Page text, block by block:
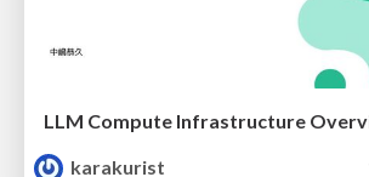
LLM Compute Infrastructure
karakurist